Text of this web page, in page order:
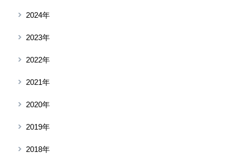
2024年
2023年
2022年
2021年
2020年
2019年
2018年